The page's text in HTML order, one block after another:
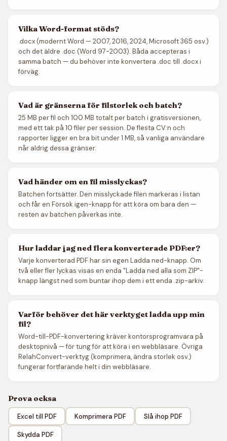
Vilka Word-format stöds?
.docx (modernt Word — 2007, 2016, 2024, Microsoft 365 osv.)
och det äldre .doc (Word 97-2003). Båda accepteras i
samma batch — du behöver inte konvertera .doc till .docx i
förväg.
Vad är gränserna för filstorlek och batch?
25 MB per fil och 100 MB totalt per batch i gratisversionen,
med ett tak på 10 filer per session. De flesta CV:n och
rapporter ligger en bra bit under 1 MB, så vanliga användare
når aldrig dessa gränser.
Vad händer om en fil misslyckas?
Batchen fortsätter. Den misslyckade filen markeras i listan
och får en Försök igen-knapp för att köra om bara den —
resten av batchen påverkas inte.
Hur laddar jag ned flera konverterade PDF:er?
Varje konverterad PDF har sin egen Ladda ned-knapp. Om
två eller fler lyckas visas en enda "Ladda ned alla som ZIP"-
knapp längst ned som buntar ihop dem i ett enda .zip-arkiv.
Varför behöver det här verktyget ladda upp min
fil?
Word-till-PDF-konvertering kräver kontorsprogramvara på
desktopnivå — för tung för att köra i en webbläsare. Övriga
RelahConvert-verktyg (komprimera, ändra storlek osv.)
fungerar fortfarande helt i din webbläsare.
Prova ocksa
Excel till PDF Komprimera PDF Slå ihop PDF
Skydda PDF